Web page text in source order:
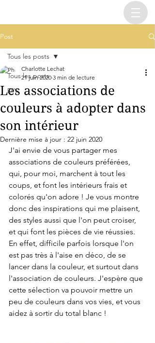
Post
Tous les posts
DIY
Tous les posts
Les associations de
couleurs à adopter dans
son intérieur
Charlotte Lechat
21 juin 2020 3 min de lecture
Dernière mise à jour : 22 juin 2020
J'ai envie de vous partager mes
associations de couleurs préférées,
qui, pour moi, marchent à tout les
coups, et font les intérieurs frais et
colorés qu'on adore ! Je vous montre
donc des inspirations qui me plaisent,
des styles aussi que l'on peut croiser,
et qui font les pièces de vie réussies.
En effet, difficile parfois lorsque l'on
est pas très à l'aise en déco, de se
lancer dans la couleur, et surtout dans
l'association de couleurs. J'espère que
cette sélection va pouvoir mettre un
peu de couleurs dans vos vies, et vous
aidez à sortir du total blanc !